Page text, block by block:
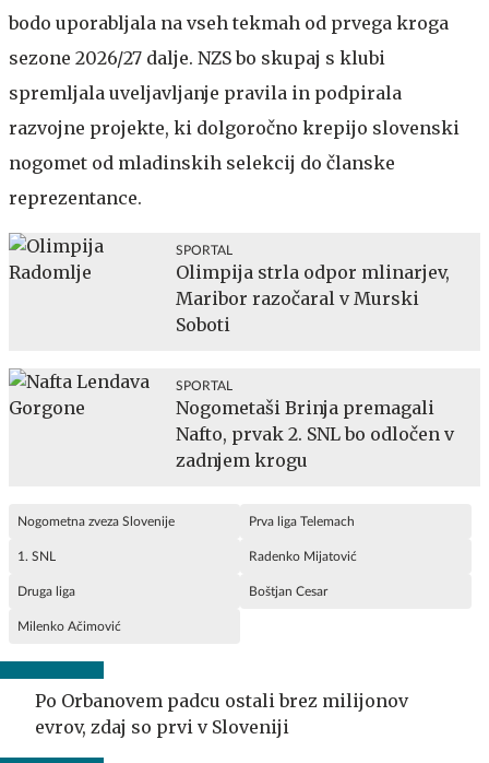
bodo uporabljala na vseh tekmah od prvega kroga
sezone 2026/27 dalje. NZS bo skupaj s klubi
spremljala uveljavljanje pravila in podpirala
razvojne projekte, ki dolgoročno krepijo slovenski
nogomet od mladinskih selekcij do članske
reprezentance.
SPORTAL
Olimpija strla odpor mlinarjev,
Maribor razočaral v Murski
Soboti
SPORTAL
Nogometaši Brinja premagali
Nafto, prvak 2. SNL bo odločen v
zadnjem krogu
Nogometna zveza Slovenije Prva liga Telemach
1. SNL Radenko Mijatović
Druga liga Boštjan Cesar
Milenko Ačimović
Po Orbanovem padcu ostali brez milijonov
evrov, zdaj so prvi v Sloveniji